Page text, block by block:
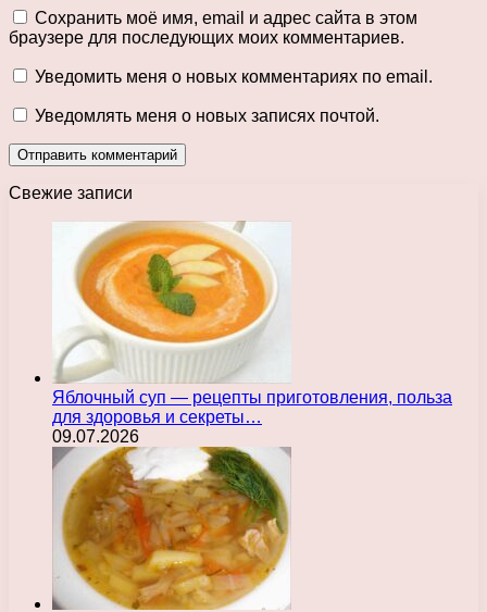
Сохранить моё имя, email и адрес сайта в этом
браузере для последующих моих комментариев.
Уведомить меня о новых комментариях по email.
Уведомлять меня о новых записях почтой.
Свежие записи
Яблочный суп — рецепты приготовления, польза
для здоровья и секреты…
09.07.2026